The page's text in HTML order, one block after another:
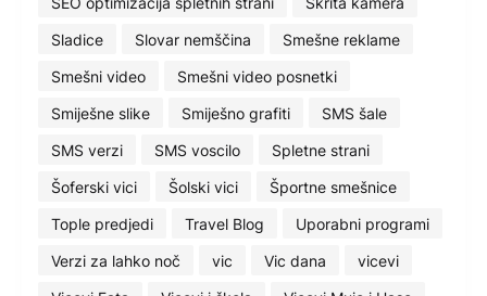
Sladice
Slovar nemščina
Smešne reklame
Smešni video
Smešni video posnetki
Smiješne slike
Smiješno grafiti
SMS šale
SMS verzi
SMS voscilo
Spletne strani
Šoferski vici
Šolski vici
Športne smešnice
Tople predjedi
Travel Blog
Uporabni programi
Verzi za lahko noč
vic Vic dana
vicevi